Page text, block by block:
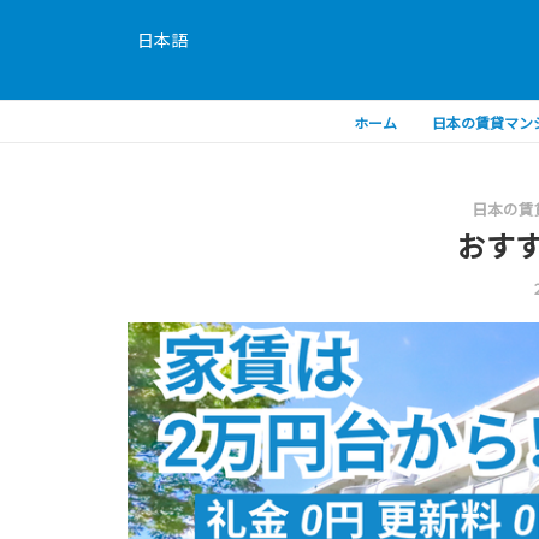
ホーム 日本の賃貸マン
日本語
日本の
おす